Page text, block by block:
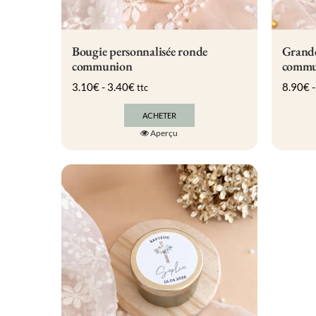
Bougie personnalisée ronde
communion
3.10€- 3.40€ ttc
ACHETER
Ce
produit
a
plusieurs
variations.
options
peuvent
être
choisies
sur
la
page
du
produit
Aperçu
8.90€-